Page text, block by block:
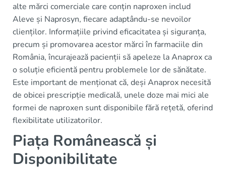
alte mărci comerciale care conțin naproxen includ
Aleve și Naprosyn, fiecare adaptându-se nevoilor
clienților. Informațiile privind eficacitatea și siguranța,
precum și promovarea acestor mărci în farmaciile din
România, încurajează pacienții să apeleze la Anaprox ca
o soluție eficientă pentru problemele lor de sănătate.
Este important de menționat că, deși Anaprox necesită
de obicei prescripție medicală, unele doze mai mici ale
formei de naproxen sunt disponibile fără rețetă, oferind
flexibilitate utilizatorilor.
Piața Românească și
Disponibilitate